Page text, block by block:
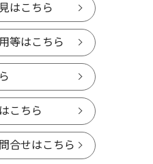
はこちら
等はこちら
こちら
合せはこちら